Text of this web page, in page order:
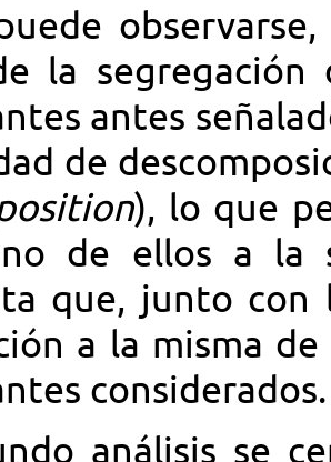
la
antes
de
), lo que
de ellos a la
que, junto con
a la misma
considerados.
análisis se